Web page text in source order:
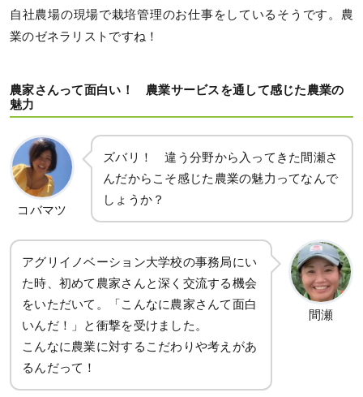
自社農場の現場で栽培管理のお仕事をしているそうです。農
業のゼネラリストですね！
農家さんって面白い！ 農業サービスを通して感じた農業の
魅力
コバマツ
ズバリ！ 違う分野から入ってきた間瀬さ
んだからこそ感じた農業の魅力ってなんで
しょうか？
アグリイノベーション大学校の事務局にい
た時、初めて農家さんと深く交流する機会
をいただいて。「こんなに農家さんて面白
いんだ！」と衝撃を受けました。
こんなに農業に対するこだわりや考えがあ
るんだって！
間瀬